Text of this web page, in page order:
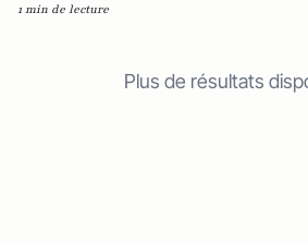
1 min de lecture
Plus de résultats